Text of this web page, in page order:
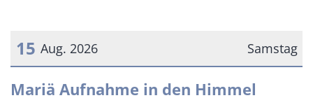
Samstag
15 Aug. 2026
Datum: 15. August 2026
Mariä Aufnahme in den Himmel